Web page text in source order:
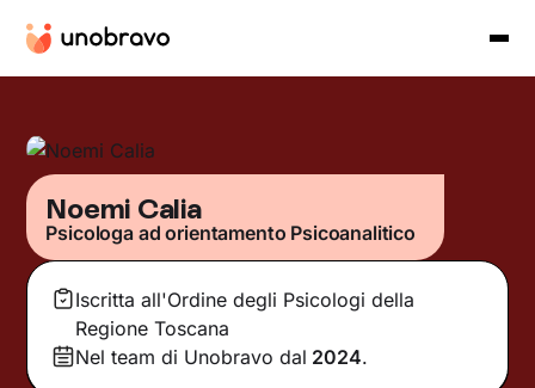
Noemi Calia
Psicologa ad orientamento Psicoanalitico
Iscritta all'Ordine degli Psicologi della
Regione Toscana
Nel team di Unobravo dal 2024.